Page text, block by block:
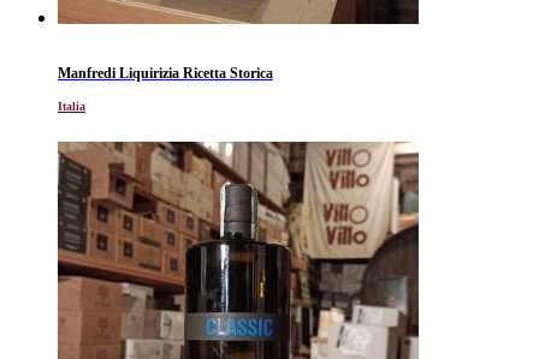
Manfredi Liquirizia Ricetta Storica
Italia